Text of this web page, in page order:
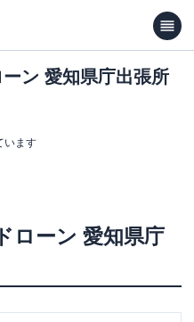
ン 愛知県庁出張所
います
ローン 愛知県庁